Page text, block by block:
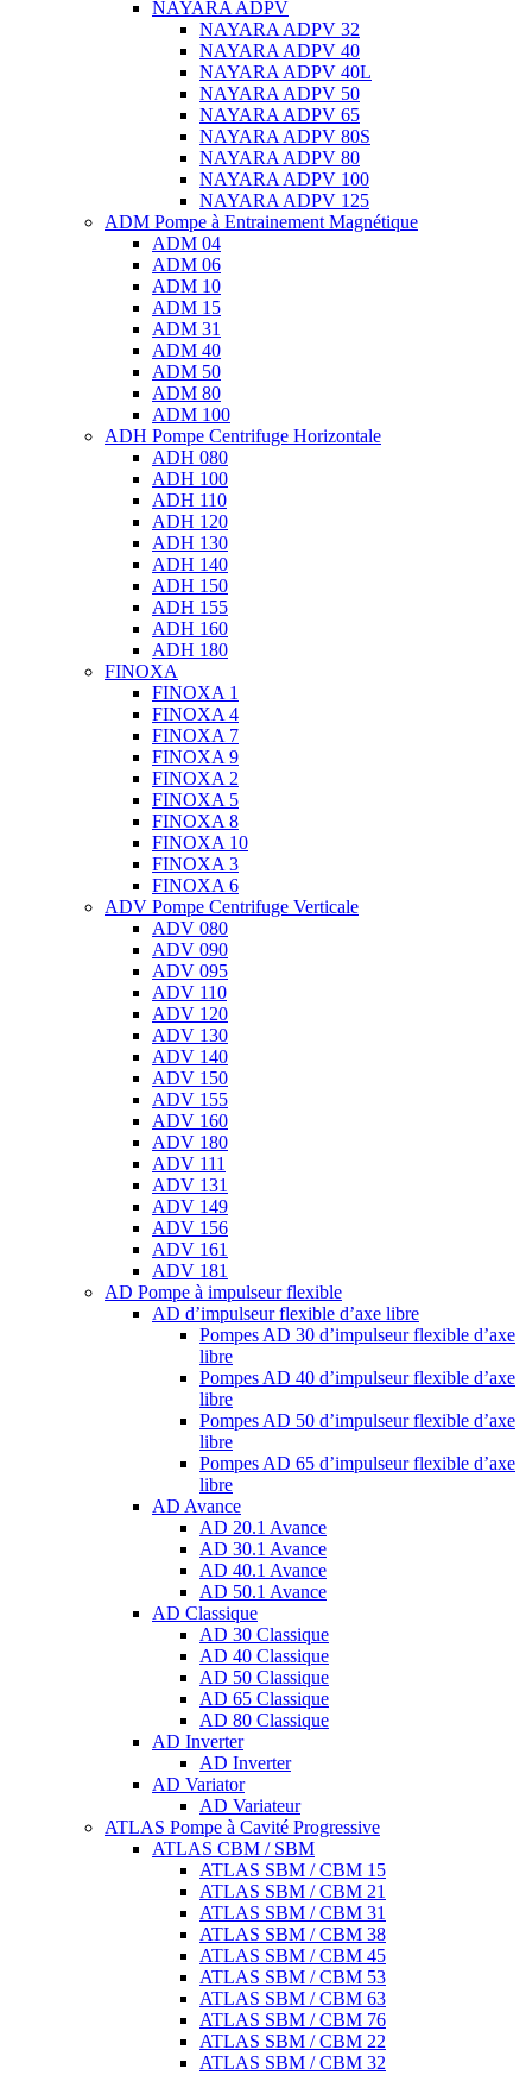
NAYARA ADPV
NAYARA ADPV 32
NAYARA ADPV 40
NAYARA ADPV 40L
NAYARA ADPV 50
NAYARA ADPV 65
NAYARA ADPV 80S
NAYARA ADPV 80
NAYARA ADPV 100
NAYARA ADPV 125
ADM Pompe à Entrainement Magnétique
ADM 04
ADM 06
ADM 10
ADM 15
ADM 31
ADM 40
ADM 50
ADM 80
ADM 100
ADH Pompe Centrifuge Horizontale
ADH 080
ADH 100
ADH 110
ADH 120
ADH 130
ADH 140
ADH 150
ADH 155
ADH 160
ADH 180
FINOXA
FINOXA 1
FINOXA 4
FINOXA 7
FINOXA 9
FINOXA 2
FINOXA 5
FINOXA 8
FINOXA 10
FINOXA 3
FINOXA 6
ADV Pompe Centrifuge Verticale
ADV 080
ADV 090
ADV 095
ADV 110
ADV 120
ADV 130
ADV 140
ADV 150
ADV 155
ADV 160
ADV 180
ADV 111
ADV 131
ADV 149
ADV 156
ADV 161
ADV 181
AD Pompe à impulseur flexible
AD d’impulseur flexible d’axe libre
Pompes AD 30 d’impulseur flexible d’axe
libre
Pompes AD 40 d’impulseur flexible d’axe
libre
Pompes AD 50 d’impulseur flexible d’axe
libre
Pompes AD 65 d’impulseur flexible d’axe
libre
AD Avance
AD 20.1 Avance
AD 30.1 Avance
AD 40.1 Avance
AD 50.1 Avance
AD Classique
AD 30 Classique
AD 40 Classique
AD 50 Classique
AD 65 Classique
AD 80 Classique
AD Inverter
AD Inverter
AD Variator
AD Variateur
ATLAS Pompe à Cavité Progressive
ATLAS CBM / SBM
ATLAS SBM / CBM 15
ATLAS SBM / CBM 21
ATLAS SBM / CBM 31
ATLAS SBM / CBM 38
ATLAS SBM / CBM 45
ATLAS SBM / CBM 53
ATLAS SBM / CBM 63
ATLAS SBM / CBM 76
ATLAS SBM / CBM 22
ATLAS SBM / CBM 32